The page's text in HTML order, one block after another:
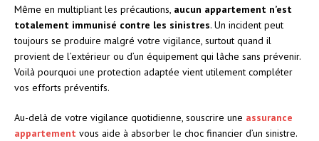
Même en multipliant les précautions, aucun appartement n’est
totalement immunisé contre les sinistres. Un incident peut
toujours se produire malgré votre vigilance, surtout quand il
provient de l’extérieur ou d’un équipement qui lâche sans prévenir.
Voilà pourquoi une protection adaptée vient utilement compléter
vos efforts préventifs.
Au-delà de votre vigilance quotidienne, souscrire une assurance
appartement vous aide à absorber le choc financier d’un sinistre.